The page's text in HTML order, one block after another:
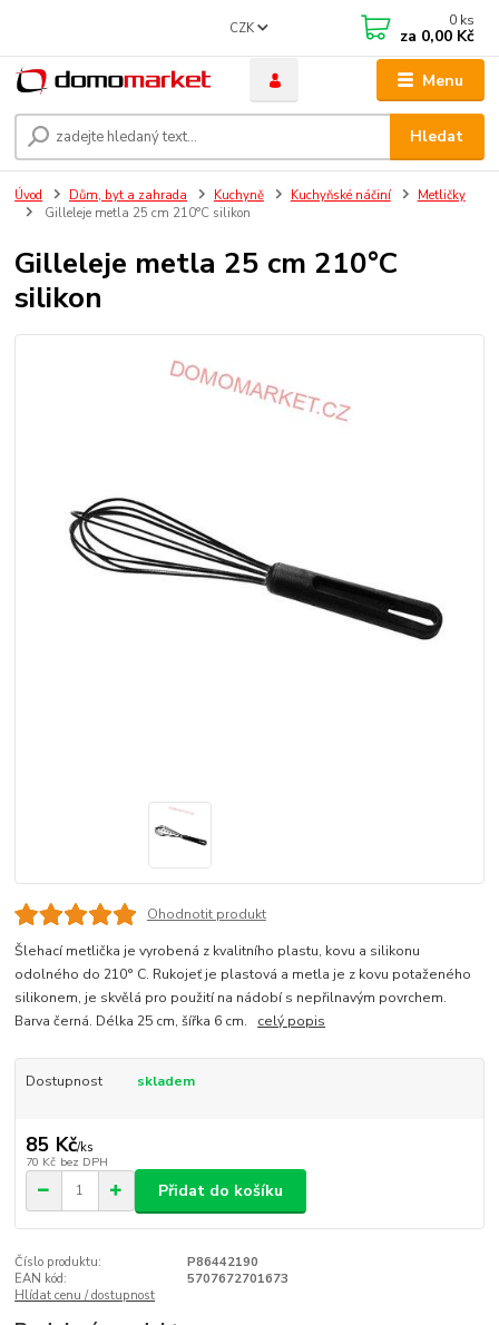
Menu
CZK
Hledat
0 ks
za 0,00 Kč
Úvod Dům, byt a zahrada Kuchyně Kuchyňské náčiní
Metličky
Gilleleje metla 25 cm 210°C silikon
Gilleleje metla 25 cm 210°C
silikon
Ohodnotit produkt
Šlehací metlička je vyrobená z kvalitního plastu, kovu a silikonu
odolného do 210° C. Rukojeť je plastová a metla je z kovu potaženého
silikonem, je skvělá pro použití na nádobí s nepřilnavým povrchem.
Barva černá. Délka 25 cm, šířka 6 cm. celý popis
Dostupnost skladem
85 Kč/ks
70 Kč bez DPH
Přidat do košíku
Číslo produktu:
P86442190
EAN kód:
5707672701673
Hlídat cenu / dostupnost